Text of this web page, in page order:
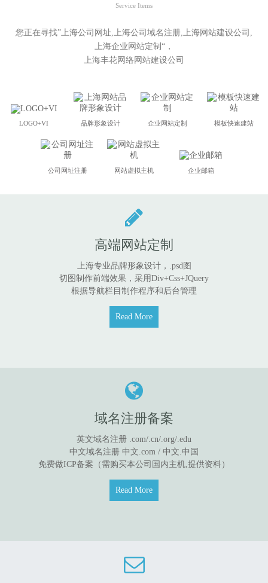
Service Items
您正在寻找”上海公司网址,上海公司域名注册,上海网站建设公司,
上海企业网站定制“，
上海丰花网络网站建设公司
LOGO+VI 品牌形象设计 企业网站定制 模板快速建站
公司网址注册 网站虚拟主机 企业邮箱
高端网站定制
上海专业品牌形象设计，.psd图
切图制作前端效果，采用Div+Css+JQuery
根据导航栏目制作程序和后台管理
Read More
域名注册备案
英文域名注册 .com/.cn/.org/.edu
中文域名注册 中文.com / 中文.中国
免费做ICP备案（需购买本公司国内主机,提供资料）
Read More